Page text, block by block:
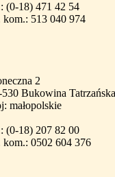
(0-18) 471 42 54
kom.: 513 040 974
2
Bukowina Tatrzańska
małopolskie
(0-18) 207 82 00
kom.: 0502 604 376